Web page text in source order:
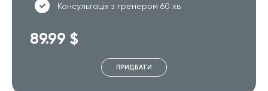
Консультація з тренером 60 хв
89.99 $
ПРИДБАТИ